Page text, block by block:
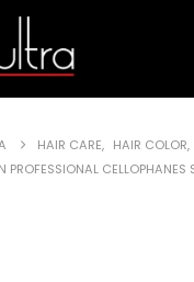
HAIR CARE, HAIR COLOR,
PROFESSIONAL